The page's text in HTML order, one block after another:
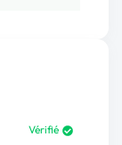
Vérifié